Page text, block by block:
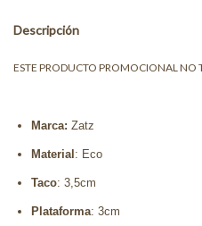
Descripción
ESTE PRODUCTO PROMOCIONAL NO
Marca: Zatz
Material: Eco
Taco: 3,5cm
Plataforma: 3cm